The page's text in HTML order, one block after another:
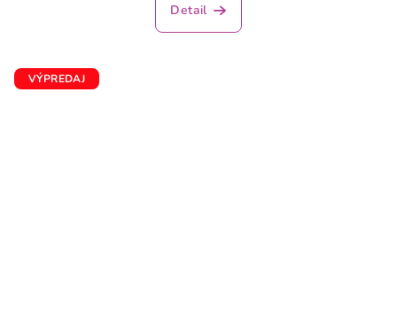
Detail
VÝPREDAJ